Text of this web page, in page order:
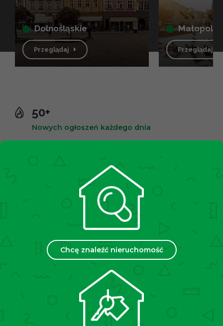
Chcę znaleźć nieruchomość
dolnośląskie
Przeglądaj Przeglądaj
50+
Nowych ogłoszeń każdego dnia
Zadowolonych klientów
35